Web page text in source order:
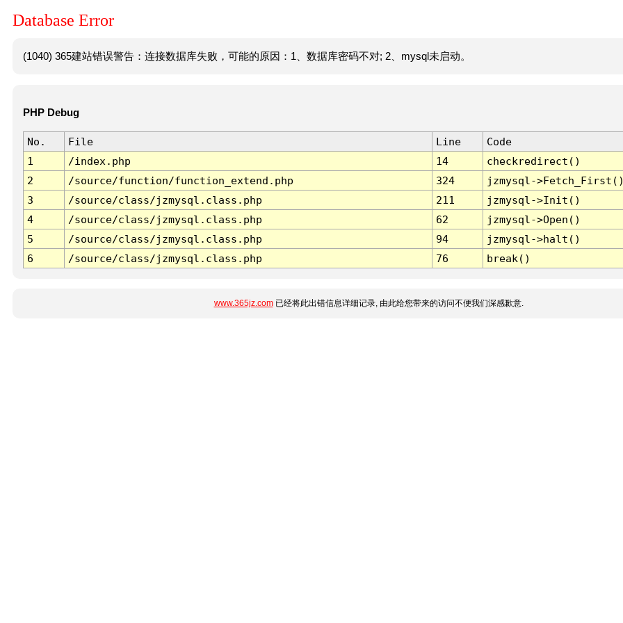
Database Error
(1040) 365建站错误警告：连接数据库失败，可能的原因：1、数据库密码不对; 2、mysql未启动。
PHP Debug
No. File Line
Code
1
/index.php 14
checkredirect()
2
/source/function/function_extend.php 324
jzmysql-
3
/source/class/jzmysql.class.php 211
jzmysql->Init()
4
/source/class/jzmysql.class.php 62
jzmysql->Open()
5
/source/class/jzmysql.class.php 94
jzmysql->halt()
6
/source/class/jzmysql.class.php 76 break()
www.365jz.com已经将此出错信息详细记录, 由此给您带来的访问不便我们深感歉意.